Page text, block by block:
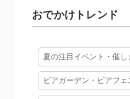
おでかけトレンド
夏の注目イベント・催し
ビアガーデン・ビアフェ